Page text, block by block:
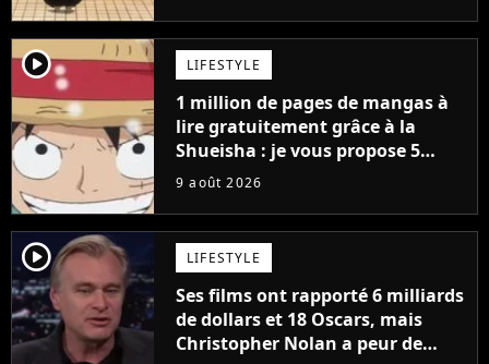
player2 LIFESTYLE
1 million de pages de mangas à
lire gratuitement grâce à la
Shueisha : je vous propose 5
mangas jamais sortis en France
9 août 2026
player2 LIFESTYLE
Ses films ont rapporté 6 milliards
de dollars et 18 Oscars, mais
Christopher Nolan a peur de